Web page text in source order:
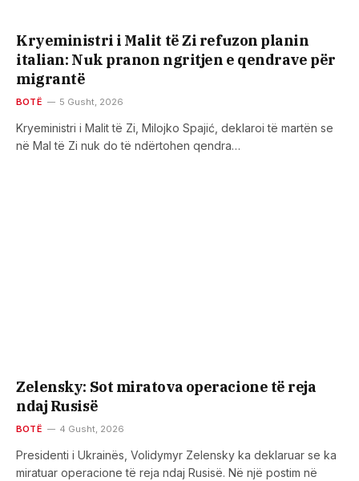
Kryeministri i Malit të Zi refuzon planin
italian: Nuk pranon ngritjen e qendrave për
migrantë
BOTË 5 Gusht, 2026
Kryeministri i Malit të Zi, Milojko Spajić, deklaroi të martën se
në Mal të Zi nuk do të ndërtohen qendra…
Zelensky: Sot miratova operacione të reja
ndaj Rusisë
BOTË 4 Gusht, 2026
Presidenti i Ukrainës, Volidymyr Zelensky ka deklaruar se ka
miratuar operacione të reja ndaj Rusisë. Në një postim në